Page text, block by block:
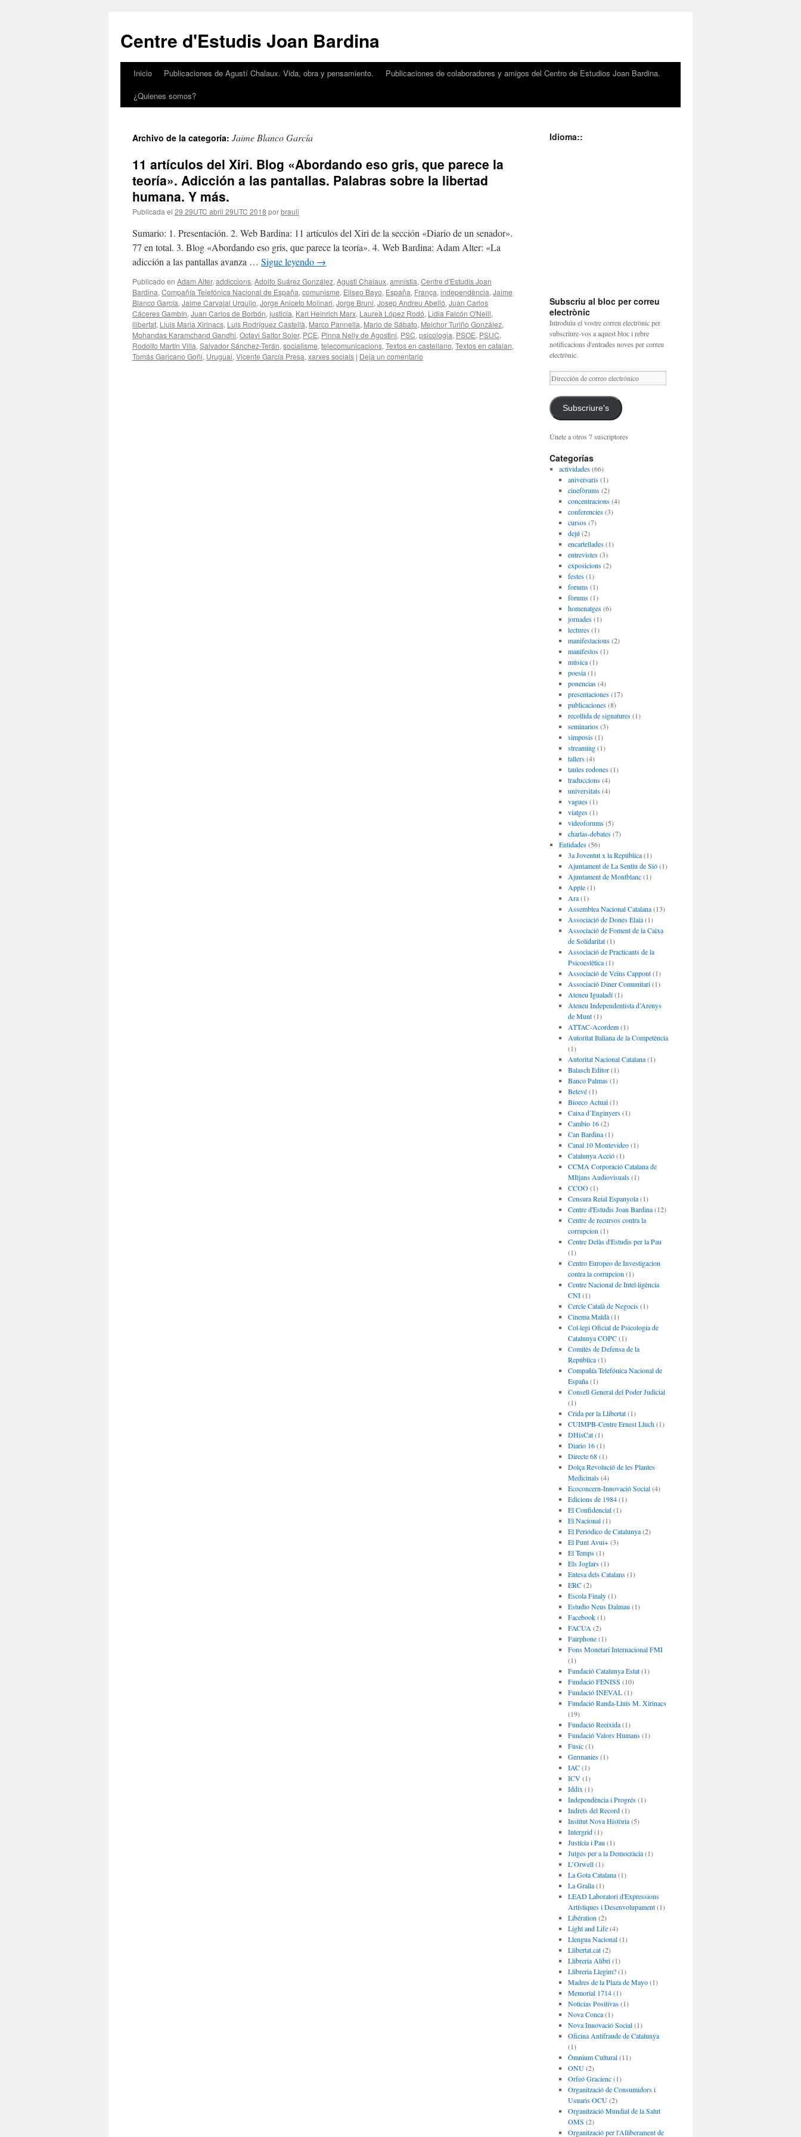
contenido
Centre d'Estudis Joan Bardina
Inicio Publicaciones de Agustí Chalaux. Vida, obra y pensamiento.
Publicaciones de colaboradores y amigos del Centro de Estudios Joan Bardina.
¿Quienes somos?
Archivo de la categoría: Jaime Blanco García
11 artículos del Xiri. Blog «Abordando eso gris, que parece la
teoría». Adicción a las pantallas. Palabras sobre la libertad
humana. Y más.
Publicada el 29 29UTC abril 29UTC 2018 porbrauli
Sumario: 1. Presentación. 2. Web Bardina: 11 artículos del Xiri de la sección «Diario de un senador».
77 en total. 3. Blog «Abordando eso gris, que parece la teoría». 4. Web Bardina: Adam Alter: «La
adicción a las pantallas avanza … Sigue leyendo →
Publicado en Adam Alter, addiccions, Adolfo Suárez González, Agusti Chalaux, amnistia, Centre d'Estudis Joan
Bardina, Compañía Telefónica Nacional de España, comunisme, Eliseo Bayo, España, França, independència, Jaime
Blanco García, Jaime Carvajal Urquijo, Jorge Aniceto Molinari, Jorge Bruni, Josep Andreu Abelló, Juan Carlos
Cáceres Gambín, Juan Carlos de Borbón, justicia, Karl Heinrich Marx, Laureà López Rodó, Lidia Falcón O'Neill,
llibertat, Lluis Maria Xirinacs, Luis Rodríguez Castellà, Marco Pannella, Mario de Sábato, Melchor Turiño González,
Mohandas Karamchand Gandhi, Octavi Saltor Soler, PCE, Pinna Nelly de Agostini, PSC, psicologia, PSOE, PSUC,
Rodolfo Martín Villa, Salvador Sánchez-Terán, socialisme, telecomunicacions, Textos en castellano, Textos en catalan,
Tomás Garicano Goñi, Uruguai, Vicente García Presa, xarxes socials | Deja un comentario
Idioma::
Subscriu al bloc per correu
electrònic
Introduïu el vostre correu electrònic per
subscriure-vos a aquest bloc i rebre
notificacions d'entrades noves per correu
electrònic.
Dirección
de
correo
electrónico
Subscriure's
Únete a otros 7 suscriptores
Categorías
actividades(66)
aniversaris(1)
cinefòrums(2)
concentracions(4)
conferencies(3)
cursos(7)
dejú (2)
encartellades(1)
entrevistes(3)
exposicions(2)
festes(1)
forums(1)
fòrums(1)
homenatges(6)
jornades(1)
lectures(1)
manifestacions(2)
manifestos(1)
música(1)
poesia(1)
ponencias(4)
presentaciones(17)
publicaciones(8)
recollida de signatures(1)
seminarios(3)
simposis(1)
streaming(1)
tallers(4)
taules rodones(1)
traduccions(4)
universitats(4)
vagues(1)
viatges(1)
videoforums(5)
charlas-debates(7)
Entidades(56)
3a Joventut x la República(1)
Ajuntament de La Sentiu de Sió(1)
Ajuntament de Montblanc(1)
Apple(1)
Ara(1)
Assemblea Nacional Catalana(13)
Associació de Dones Elaia(1)
Associació de Foment de la Caixa
de Solidaritat(1)
Associació de Practicants de la
Psicoestètica(1)
Associació de Veïns Cappont(1)
Associació Diner Comunitari(1)
Ateneu Igualadí(1)
Ateneu Independentista d’Arenys
de Munt(1)
ATTAC-Acordem(1)
Autoritat Italiana de la Competència
(1)
Autoritat Nacional Catalana(1)
Balasch Editor(1)
Banco Palmas(1)
Betevé(1)
Bioeco Actual(1)
Caixa d’Enginyers(1)
Cambio 16(2)
Can Bardina(1)
Canal 10 Montevideo(1)
Catalunya Acció(1)
CCMA Corporació Catalana de
MItjans Audiovisuals(1)
CCOO(1)
Censura Reial Espanyola(1)
Centre d'Estudis Joan Bardina(12)
Centre de recursos contra la
corrupcion (1)
Centre Delàs d'Estudis per la Pau
(1)
Centro Europeo de Investigacion
contra la corrupcion (1)
Centre Nacional de Intel·ligència
CNI(1)
Cercle Català de Negocis(1)
Cinema Maldà(1)
Col·legi Oficial de Psicologia de
Catalunya COPC(1)
Comitès de Defensa de la
República(1)
Compañía Telefónica Nacional de
España(1)
Consell General del Poder Judicial
(1)
Crida per la Llibertat(1)
CUIMPB-Centre Ernest Lluch(1)
DHisCat(1)
Diario 16(1)
Directe 68(1)
Dolça Revolució de les Plantes
Medicinals(4)
Ecoconcern-Innovació Social(4)
Edicions de 1984(1)
El Confidencial(1)
El Nacional(1)
El Periódico de Catalunya(2)
El Punt Avui+(3)
El Temps(1)
Els Joglars(1)
Entesa dels Catalans(1)
ERC(2)
Escola Finaly(1)
Estudio Neus Dalmau (1)
Facebook(1)
FACUA (2)
Fairphone(1)
Fons Monetari Internacional FMI
(1)
Fundació Catalunya Estat(1)
Fundació FENISS (10)
Fundació INEVAL(1)
Fundació Randa-Lluís M. Xirinacs
(19)
Fundació Reeixida(1)
Fundació Valors Humans(1)
Fusic(1)
Germanies(1)
IAC(1)
ICV(1)
Iddix (1)
Independència i Progrés(1)
Indrets del Record(1)
Institut Nova Història(5)
Intergrid(1)
Justícia i Pau (1)
Jutges per a la Democràcia(1)
L’Orwell(1)
La Gota Catalana(1)
La Gralla(1)
LEAD Laboratori d'Expressions
Artístiques i Desenvolupament(1)
Libération (2)
Light and Life(4)
Llengua Nacional(1)
Llibertat.cat(2)
Llibreria Alibri(1)
Llibreria Llegim?(1)
Madres de la Plaza de Mayo(1)
Memorial 1714(1)
Noticias Positivas(1)
Nova Conca(1)
Nova Innovació Social(1)
Oficina Antifraude de Catalunya
(1)
Òmnium Cultural(11)
ONU(2)
Orfeó Gracienc(1)
Organització de Consumidors i
Usuaris OCU(2)
Organització Mundial de la Salut
OMS (2)
Organització per l'Alliberament de